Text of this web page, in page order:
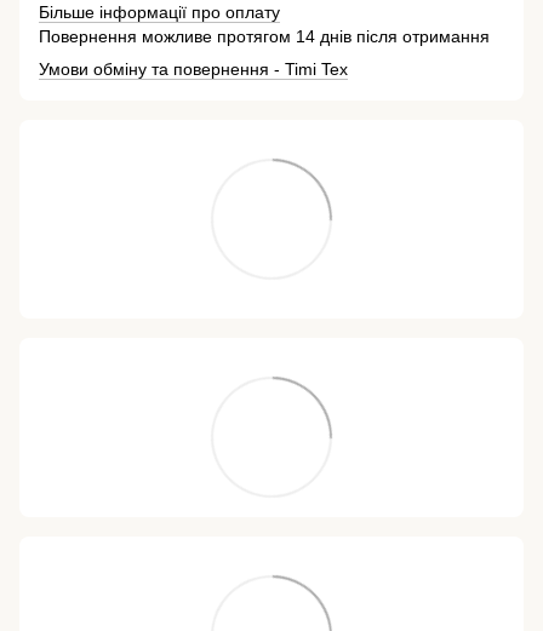
Більше інформації про оплату
Повернення можливе протягом 14 днів після отримання
Умови обміну та повернення - Timi Tex